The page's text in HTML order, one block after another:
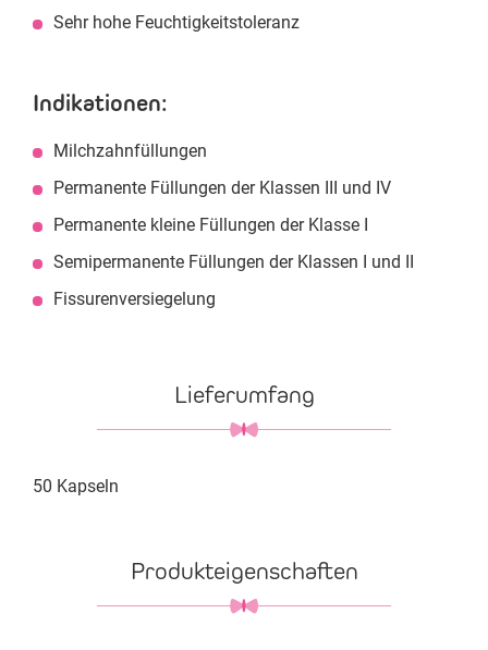
Sehr hohe Feuchtigkeitstoleranz
Indikationen:
Milchzahnfüllungen
Permanente Füllungen der Klassen III und IV
Permanente kleine Füllungen der Klasse I
Semipermanente Füllungen der Klassen I und II
Fissurenversiegelung
Lieferumfang
50 Kapseln
Produkteigenschaften